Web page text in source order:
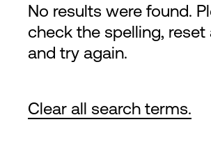
No results were found.
check the spelling, reset
and try again.
Clear all search terms.